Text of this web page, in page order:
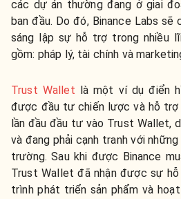
các dự án thường đang ở giai
ban đầu. Do đó, Binance Labs sẽ
sáng lập sự hỗ trợ trong nhiều
gồm: pháp lý, tài chính và
Trust Wallet là một ví dụ điển
được đầu tư chiến lược và hỗ trợ
lần đầu đầu tư vào Trust Wallet,
và đang phải cạnh tranh với
trường. Sau khi được Binance
Trust Wallet đã nhận được sự
trình phát triển sản phẩm và